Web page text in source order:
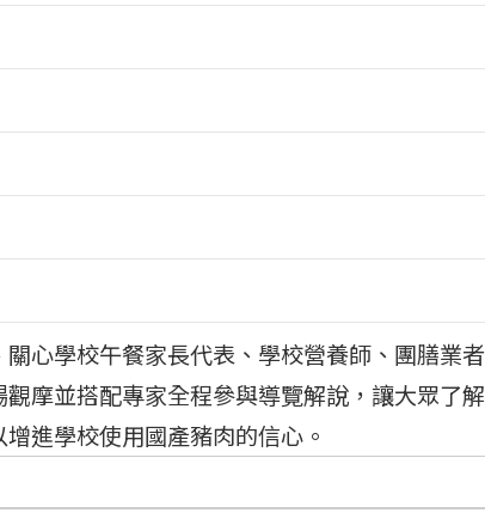
心學校午餐家長代表、學校營養師、團膳業
摩並搭配專家全程參與導覽解說，讓大眾了
進學校使用國產豬肉的信心。